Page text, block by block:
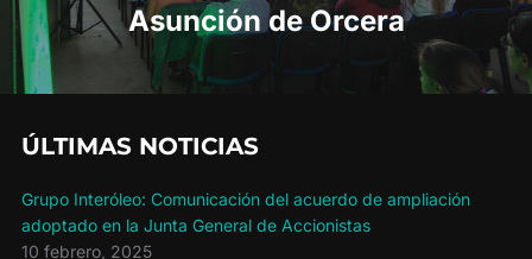
Asunción de Orcera
ÚLTIMAS NOTICIAS
Grupo Interóleo: Comunicación del acuerdo de ampliación
adoptado en la Junta General de Accionistas
10 febrero, 2025